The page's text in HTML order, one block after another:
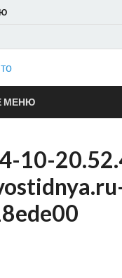
Авто
МЕНЮ
10-